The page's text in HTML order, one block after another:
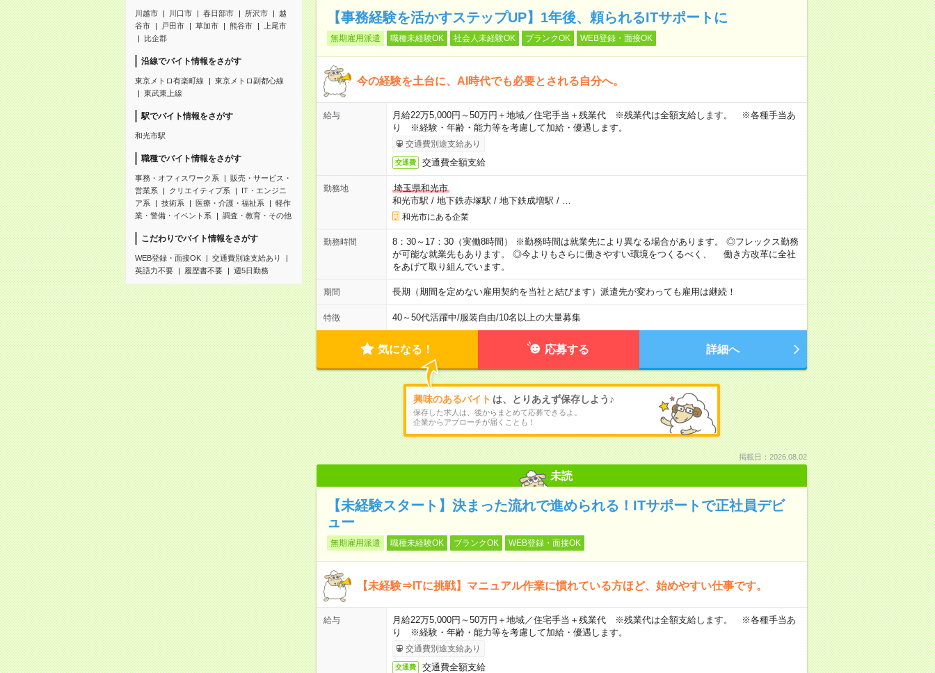
川越市 川口市 春日部市 所沢市
越
谷市
戸田市 草加市 熊谷市
上尾市
比企郡
沿線でバイト情報をさがす
東京メトロ有楽町線
東京メトロ副都心線
東武東上線
駅でバイト情報をさがす
和光市駅
職種でバイト情報をさがす
事務・オフィスワーク系
販売・サービス・
営業系
クリエイティブ系
IT・エンジニ
ア系
技術系 医療・介護・福祉系
軽作
業・警備・イベント系
調査・教育・その他
こだわりでバイト情報をさがす
WEB登録・面接OK
交通費別途支給あり
英語力不要
履歴書不要 週5日勤務
【事務経験を活かすステップUP】1年後、頼られるITサポートに
無期雇用派遣 職種未経験OK 社会人未経験OK ブランクOK WEB登録・面接OK
今の経験を土台に、AI時代でも必要とされる自分へ。
給与
月給22万5,000円～50万円＋地域／住宅手当＋残業代 ※残業代は全額支給します。 ※各種手当あ
り ※経験・年齢・能力等を考慮して加給・優遇します。
交通費別途支給あり
交通費 交通費全額支給
勤務地
埼玉県和光市
和光市駅 / 地下鉄赤塚駅 / 地下鉄成増駅 /
和光市にある企業
勤務時間
8：30～17：30（実働8時間） ※勤務時間は就業先により異なる場合があります。 ◎フレックス勤務
が可能な就業先もあります。 ◎今よりもさらに働きやすい環境をつくるべく、 働き方改革に全社
をあげて取り組んでいます。
期間 長期（期間を定めない雇用契約を当社と結びます）派遣先が変わっても雇用は継続！
特徴 40～50代活躍中/服装自由/10名以上の大量募集
気になる！ 応募する 詳細へ
興味のあるバイト は、とりあえず保存しよう♪
保存した求人は、後からまとめて応募できるよ。
企業からアプローチが届くことも！
掲載日：2026.08.02
未読
【未経験スタート】決まった流れで進められる！ITサポートで正社員デビ
ュー
無期雇用派遣 職種未経験OK ブランクOK WEB登録・面接OK
【未経験⇒ITに挑戦】マニュアル作業に慣れている方ほど、始めやすい仕事です。
給与
月給22万5,000円～50万円＋地域／住宅手当＋残業代 ※残業代は全額支給します。 ※各種手当あ
り ※経験・年齢・能力等を考慮して加給・優遇します。
交通費別途支給あり
交通費 交通費全額支給